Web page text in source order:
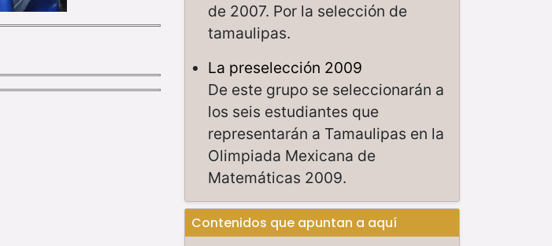
de 2007. Por la selección de
tamaulipas.
La preselección 2009
De este grupo se seleccionarán a
los seis estudiantes que
representarán a Tamaulipas en la
Olimpiada Mexicana de
Matemáticas 2009.
Contenidos que apuntan a aquí